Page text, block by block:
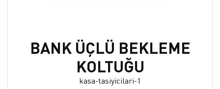
BANK ÜÇLÜ BEKLEME
KOLTUĞU
kasa-tasiyicilari-1